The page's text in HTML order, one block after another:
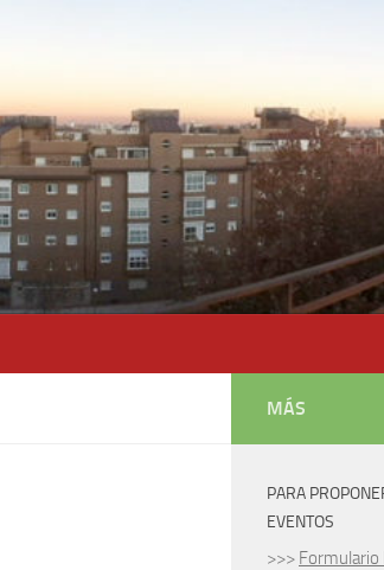
MÁS
PARA
EVENTOS
>>> Formulario